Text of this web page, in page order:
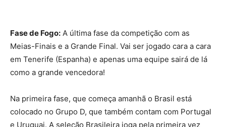
Fase de Fogo: A última fase da competição com as
Meias-Finais e a Grande Final. Vai ser jogado cara a cara
em Tenerife (Espanha) e apenas uma equipe sairá de lá
como a grande vencedora!
Na primeira fase, que começa amanhã o Brasil está
colocado no Grupo D, que também contam com Portugal
e Uruguai. A seleção Brasileira joga pela primeira vez